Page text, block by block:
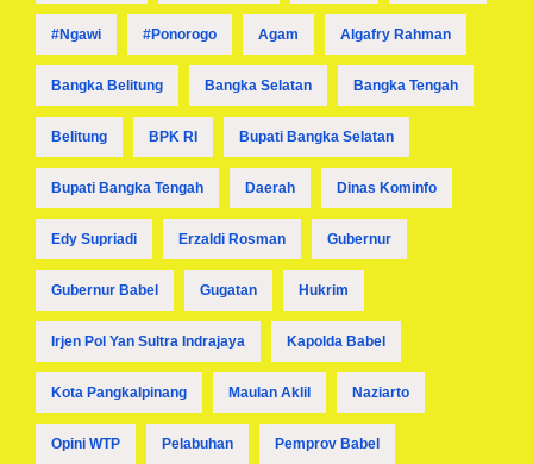
#ngawi #ponorogo Agam Algafry Rahman
Bangka Belitung Bangka Selatan Bangka Tengah
Belitung BPK RI Bupati Bangka Selatan
Bupati Bangka Tengah Daerah Dinas Kominfo
Edy Supriadi Erzaldi Rosman Gubernur
Gubernur Babel Gugatan Hukrim
Irjen Pol Yan Sultra Indrajaya Kapolda Babel
Kota Pangkalpinang Maulan Aklil Naziarto
Opini WTP Pelabuhan Pemprov Babel